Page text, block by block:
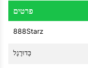
פרטים
888Starz
כַּדוּרֶגֶל